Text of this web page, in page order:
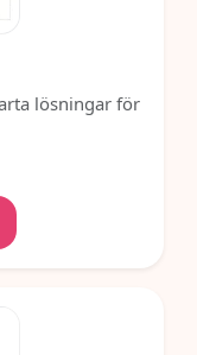
lösningar för